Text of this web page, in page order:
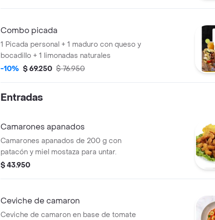
Combo picada
1 Picada personal + 1 maduro con queso y
bocadillo + 1 limonadas naturales
-10% $ 69.250 $ 76.950
Entradas
Camarones apanados
Camarones apanados de 200 g con
patacón y miel mostaza para untar.
$ 43.950
Ceviche de camaron
Ceviche de camaron en base de tomate